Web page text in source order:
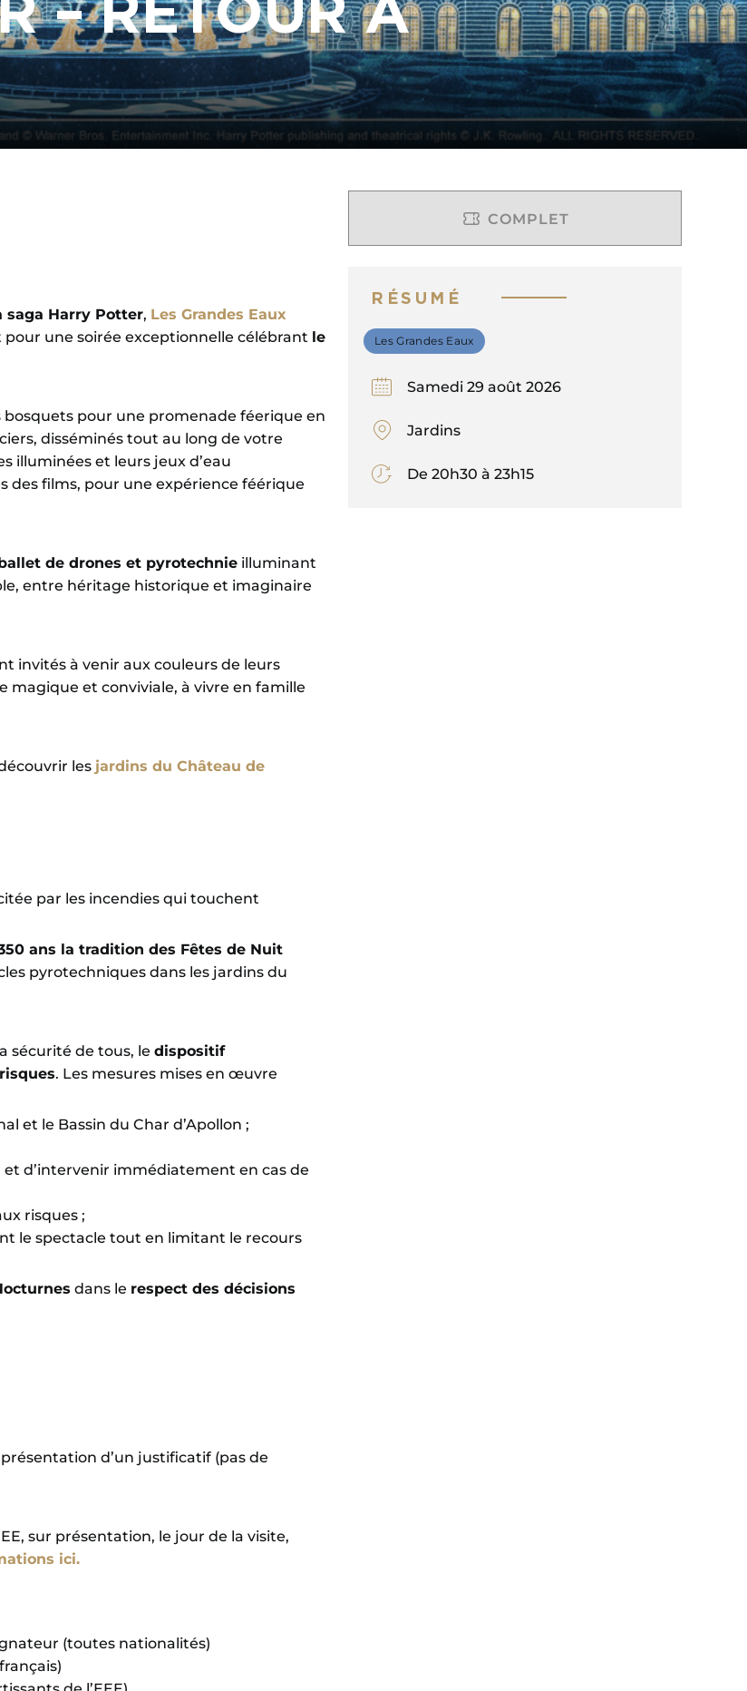
saga Harry Potter, Les Grandes Eaux
une soirée exceptionnelle célébrant le
pour une promenade féerique en
disséminés tout au long de votre
illuminées et leurs jeux d’eau
des films, pour une expérience féérique
de drones et pyrotechnie illuminant
entre héritage historique et imaginaire
invités à venir aux couleurs de leurs
et conviviale, à vivre en famille
les jardins du Château de
par les incendies qui touchent
ans la tradition des Fêtes de Nuit
pyrotechniques dans les jardins du
sécurité de tous, le dispositif
. Les mesures mises en œuvre
et le Bassin du Char d’Apollon ;
et d’intervenir immédiatement en cas de
risques ;
le spectacle tout en limitant le recours
dans le respect des décisions
d’un justificatif (pas de
sur présentation, le jour de la visite,
ici.
(toutes nationalités)
COMPLET
RÉSUMÉ
Les Grandes Eaux
Samedi 29 août 2026
Jardins
De 20h30 à 23h15